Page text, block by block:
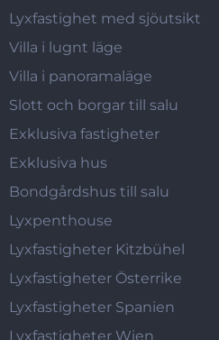
Lyxfastighet med sjöutsikt
Villa i lugnt läge
Villa i panoramaläge
Slott och borgar till salu
Exklusiva fastigheter
Exklusiva hus
Bondgårdshus till salu
Lyxpenthouse
Lyxfastigheter Kitzbühel
Lyxfastigheter Österrike
Lyxfastigheter Spanien
Lyxfastigheter Wien